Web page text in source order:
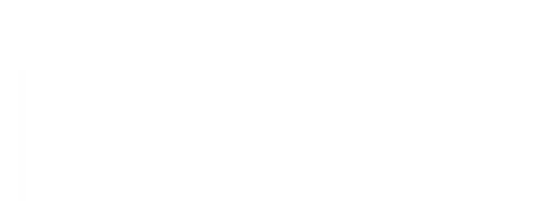
en wij denken graag met u mee. U kunt met al uw